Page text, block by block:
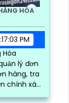
HÓA
PM
Hóa
lý đơn
hàng, tra
chính xác